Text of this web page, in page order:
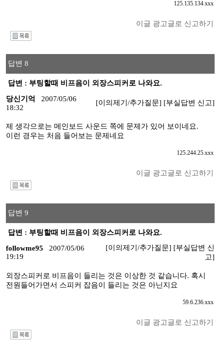
125.135.134.xxx
이글 광고글로 신고하기
답변 8
답변 : 부팅할때 비프음이 외장스피커로 나와요.
당신기억
2007/05/06
18:32
[이의제기/추가질문] [부실답변 신고]
제 생각으로는 메인보드 사운드 쪽에 문제가 있어 보이네요.
이런 경우는 처음 들어보는 문제네요
125.244.25.xxx
이글 광고글로 신고하기
답변 9
답변 : 부팅할때 비프음이 외장스피커로 나와요.
followme95
2007/05/06
19:19
[이의제기/추가질문] [부실답변 신
고]
외장스피커로 비프음이 들리는 것은 이상한 것 같습니다. 혹시
전원들어가면서 스피커 잡음이 들리는 것은 아닌지요
59.6.236.xxx
이글 광고글로 신고하기